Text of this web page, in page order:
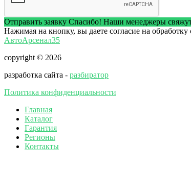
Отправить заявку Спасибо! Наши менеджеры
Нажимая на кнопку, вы даете согласие на
АвтоАрсенал35
copyright © 2026
разработка сайта - разбиратор
Политика конфиденциальности
Главная
Каталог
Гарантия
Регионы
Контакты